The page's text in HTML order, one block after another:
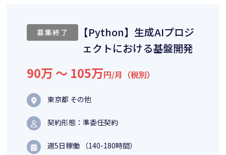
募集終了
【Python】生成AIプロジ
ェクトにおける基盤開発
90万 〜 105万円/月（税別）
東京都 その他
契約形態：準委任契約
週5日稼働 （140-180時間）